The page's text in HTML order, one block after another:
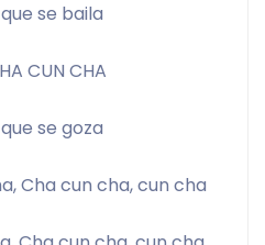
se baila
CUN CHA
se goza
Cha cun cha, cun cha